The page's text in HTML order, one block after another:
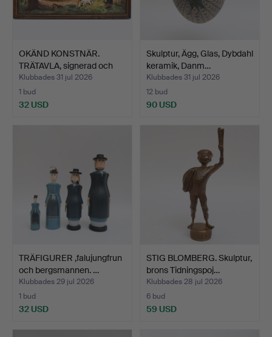
OKÄND KONSTNÄR.
TRÄTAVLA, signerad och
dat…
Klubbades 31 jul 2026
1 bud
32 USD
Skulptur, Ägg, Glas, Dybdahl
keramik, Danm…
Klubbades 31 jul 2026
12 bud
90 USD
TRÄFIGURER ,falujungfrun
och bergsmannen. …
Klubbades 29 jul 2026
1 bud
32 USD
STIG BLOMBERG. Skulptur,
brons Tidningspoj…
Klubbades 28 jul 2026
6 bud
59 USD